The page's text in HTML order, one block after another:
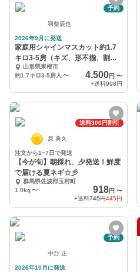
予約
羽柴辰也
2026年9月に発送
家庭用シャインマスカット約1.7
キロ3-5房（キズ、形不揃、割れ
など）ぶどう
山形県東根市
約1.7キロ3-5房入 〜 4,500円 〜
+送料998円
送料300円割引
原 典久
注文から1~7日で発送
【今が旬】朝採れ、夕発送！鮮度
で届ける夏ネギ☆彡
群馬県佐波郡玉村町
1.0kg〜 918円 〜
+送料745円445円
予約
中台 正
2026年10月に発送